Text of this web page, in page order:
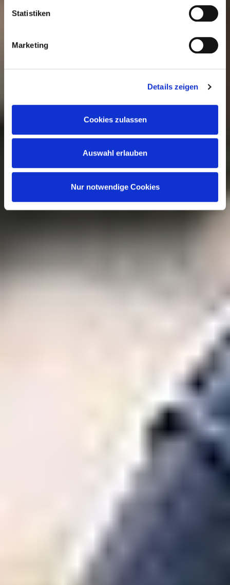
Cookie-Richtlinie näher beschrieben sind. Unsere Partner
Verantwortung mit weiteren Daten zusammen, die Sie
anderweitig bereitgestellt haben oder durch die Partner
gesammelt werden. Der Umfang Ihrer Einwilligung richtet
sich nach Ihrer Auswahl der Kategorien des
Richtlinie
aufrufen. Sie können Ihre Einwilligung jederzeit
widerrufen, ohne dass hiervon die Zulässigkeit der
vorherigen Datenverarbeitung berührt wird.
Statistiken
Marketing
Details zeigen
Cookies zulassen
Auswahl erlauben
Nur notwendige Cookies